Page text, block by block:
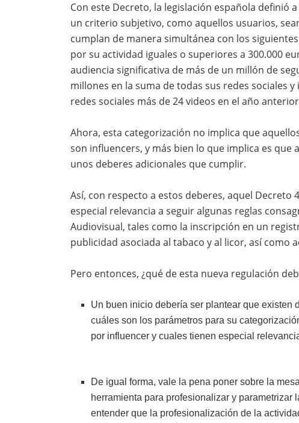
Con este Decreto, la legislación española definió
un criterio subjetivo, como aquellos usuarios,
cumplan de manera simultánea con los
por su actividad iguales o superiores a 300.000
audiencia significativa de más de un millón de
millones en la suma de todas sus redes sociales
redes sociales más de 24 videos en el año
Ahora, esta categorización no implica que
son influencers, y más bien lo que implica es
unos deberes adicionales que cumplir.
Así, con respecto a estos deberes, aquel Decreto
especial relevancia a seguir algunas reglas
Audiovisual, tales como la inscripción en un
publicidad asociada al tabaco y al licor, así como
Pero entonces, ¿qué de esta nueva regulación
Un buen inicio debería ser plantear que existen
cuáles son los parámetros para su
por influencer y cuales tienen especial
De igual forma, vale la pena poner sobre la
herramienta para profesionalizar y parametrizar
entender que la profesionalización de la